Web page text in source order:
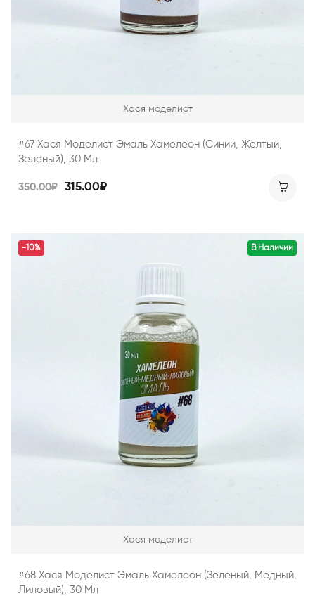
Хася моделист
#67 Хася Моделист Эмаль Хамелеон (синий, Желтый,
Зеленый), 30 Мл
350.00₽ 315.00₽
В Наличии
-10%
Хася моделист
#68 Хася Моделист Эмаль Хамелеон (зеленый, Медный,
Лиловый), 30 Мл